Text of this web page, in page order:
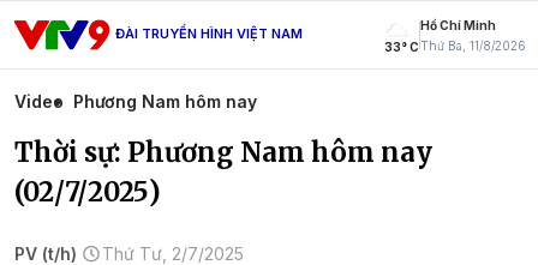
ĐÀI TRUYỀN HÌNH VIỆT NAM
33° C
Hồ Chí Minh
Thứ Ba, 11/8/2026
Video Phương Nam hôm nay
Thời sự: Phương Nam hôm nay
(02/7/2025)
PV (t/h) Thứ Tư, 2/7/2025